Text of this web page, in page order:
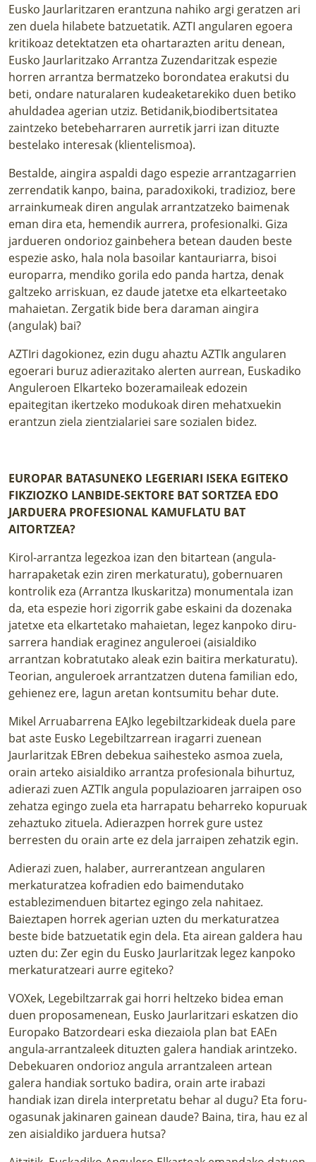
Eusko Jaurlaritzaren erantzuna nahiko argi geratzen ari
zen duela hilabete batzuetatik. AZTI angularen egoera
kritikoaz detektatzen eta ohartarazten aritu denean,
Eusko Jaurlaritzako Arrantza Zuzendaritzak espezie
horren arrantza bermatzeko borondatea erakutsi du
beti, ondare naturalaren kudeaketarekiko duen betiko
ahuldadea agerian utziz. Betidanik,biodibertsitatea
zaintzeko betebeharraren aurretik jarri izan dituzte
bestelako interesak (klientelismoa).
Bestalde, aingira aspaldi dago espezie arrantzagarrien
zerrendatik kanpo, baina, paradoxikoki, tradizioz, bere
arrainkumeak diren angulak arrantzatzeko baimenak
eman dira eta, hemendik aurrera, profesionalki. Giza
jardueren ondorioz gainbehera betean dauden beste
espezie asko, hala nola basoilar kantauriarra, bisoi
europarra, mendiko gorila edo panda hartza, denak
galtzeko arriskuan, ez daude jatetxe eta elkarteetako
mahaietan. Zergatik bide bera daraman aingira
(angulak) bai?
AZTIri dagokionez, ezin dugu ahaztu AZTIk angularen
egoerari buruz adierazitako alerten aurrean, Euskadiko
Anguleroen Elkarteko bozeramaileak edozein
epaitegitan ikertzeko modukoak diren mehatxuekin
erantzun ziela zientzialariei sare sozialen bidez.
EUROPAR BATASUNEKO LEGERIARI ISEKA EGITEKO
FIKZIOZKO LANBIDE-SEKTORE BAT SORTZEA EDO
JARDUERA PROFESIONAL KAMUFLATU BAT
AITORTZEA?
Kirol-arrantza legezkoa izan den bitartean (angula-
harrapaketak ezin ziren merkaturatu), gobernuaren
kontrolik eza (Arrantza Ikuskaritza) monumentala izan
da, eta espezie hori zigorrik gabe eskaini da dozenaka
jatetxe eta elkartetako mahaietan, legez kanpoko diru-
sarrera handiak eraginez anguleroei (aisialdiko
arrantzan kobratutako aleak ezin baitira merkaturatu).
Teorian, anguleroek arrantzatzen dutena familian edo,
gehienez ere, lagun aretan kontsumitu behar dute.
Mikel Arruabarrena EAJko legebiltzarkideak duela pare
bat aste Eusko Legebiltzarrean iragarri zuenean
Jaurlaritzak EBren debekua saihesteko asmoa zuela,
orain arteko aisialdiko arrantza profesionala bihurtuz,
adierazi zuen AZTIk angula populazioaren jarraipen oso
zehatza egingo zuela eta harrapatu beharreko kopuruak
zehaztuko zituela. Adierazpen horrek gure ustez
berresten du orain arte ez dela jarraipen zehatzik egin.
Adierazi zuen, halaber, aurrerantzean angularen
merkaturatzea kofradien edo baimendutako
establezimenduen bitartez egingo zela nahitaez.
Baieztapen horrek agerian uzten du merkaturatzea
beste bide batzuetatik egin dela. Eta airean galdera hau
uzten du: Zer egin du Eusko Jaurlaritzak legez kanpoko
merkaturatzeari aurre egiteko?
VOXek, Legebiltzarrak gai horri heltzeko bidea eman
duen proposamenean, Eusko Jaurlaritzari eskatzen dio
Europako Batzordeari eska diezaiola plan bat EAEn
angula-arrantzaleek dituzten galera handiak arintzeko.
Debekuaren ondorioz angula arrantzaleen artean
galera handiak sortuko badira, orain arte irabazi
handiak izan direla interpretatu behar al dugu? Eta foru-
ogasunak jakinaren gainean daude? Baina, tira, hau ez al
zen aisialdiko jarduera hutsa?